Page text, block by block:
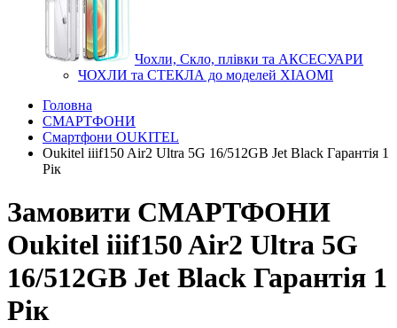
Чохли, Скло, плівки та АКСЕСУАРИ
ЧОХЛИ та СТЕКЛА до моделей XIAOMI
Головна
СМАРТФОНИ
Смартфони OUKITEL
Oukitel iiif150 Air2 Ultra 5G 16/512GB Jet Black Гарантія 1
Рік
Замовити СМАРТФОНИ
Oukitel iiif150 Air2 Ultra 5G
16/512GB Jet Black Гарантія 1
Рік